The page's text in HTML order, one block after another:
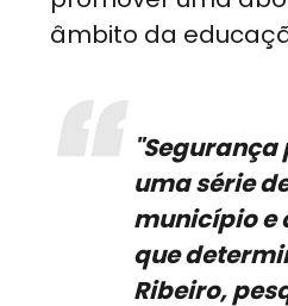
âmbito da
uma série
município e
que
Ribeiro,